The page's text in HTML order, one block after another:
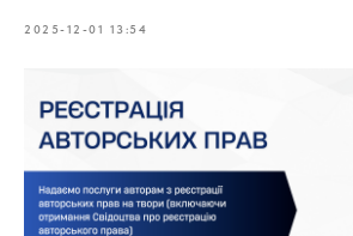
2025-12-01 13:54